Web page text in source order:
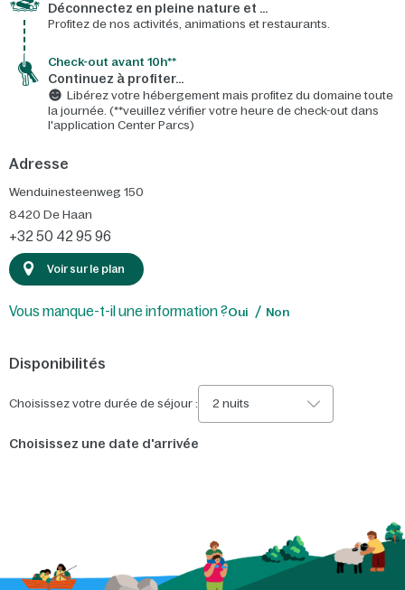
Déconnectez en pleine nature et …
Profitez de nos activités, animations et restaurants.
Check-out avant 10h**
Continuez à profiter…
Libérez votre hébergement mais profitez du domaine toute
la journée. (**veuillez vérifier votre heure de check-out dans
l'application Center Parcs)
Adresse
Wenduinesteenweg 150
8420 De Haan
+32 50 42 95 96
Voir sur le plan
Vous manque-t-il une information ?Oui Non
Disponibilités
Choisissez votre durée de séjour : 2 nuits
Choisissez une date d'arrivée